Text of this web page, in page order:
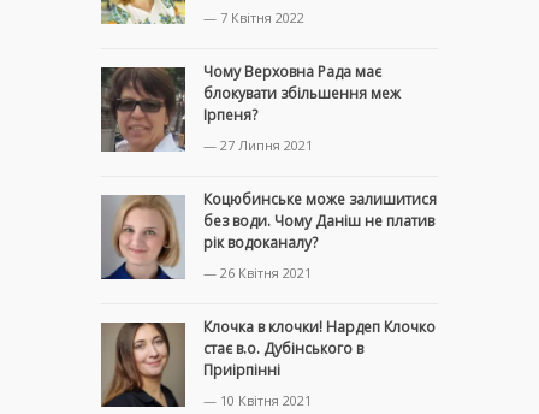
— 7 Квітня 2022
Чому Верховна Рада має
блокувати збільшення меж
Ірпеня?
— 27 Липня 2021
Коцюбинське може залишитися
без води. Чому Даніш не платив
рік водоканалу?
— 26 Квітня 2021
Клочка в клочки! Нардеп Клочко
стає в.о. Дубінського в
Приірпінні
— 10 Квітня 2021